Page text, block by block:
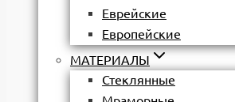
Еврейские
Европейские
МАТЕРИАЛЫ
Стеклянные